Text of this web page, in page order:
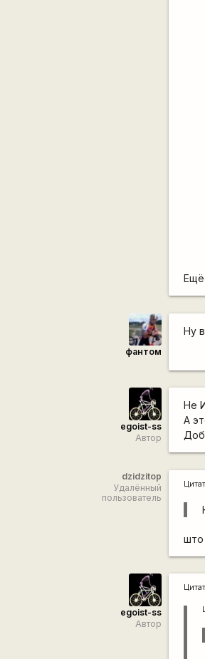
Ещё
фантом
Ну
egoist-ss
Автор
Не
А
dzidzitop
Удалённый
пользователь
што
egoist-ss
Автор